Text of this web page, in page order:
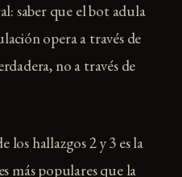
saber que el bot adula
opera a través de
no a través de
los hallazgos 2 y 3 es la
más populares que la